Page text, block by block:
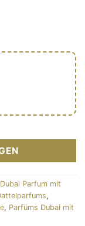
Corner Menge
Dubai Parfum mit
,
, Parfüms Dubai mit